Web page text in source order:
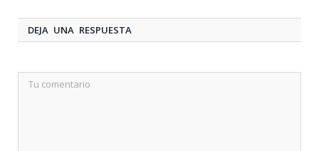
DEJA UNA RESPUESTA